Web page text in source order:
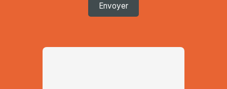
Envoyer